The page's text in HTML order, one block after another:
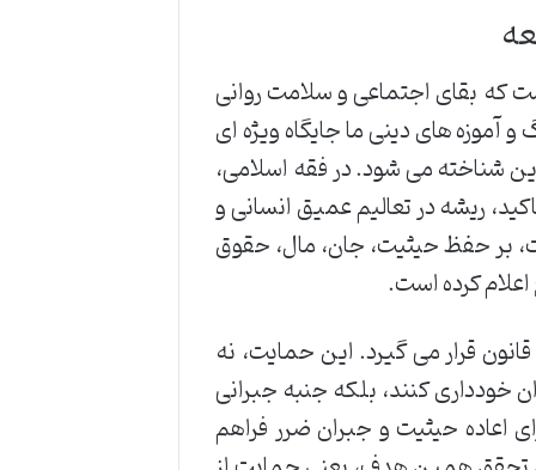
که بقای اجتماعی و سلامت روانی
آموزه های دینی ما جایگاه ویژه ای
شناخته می شود. در فقه اسلامی،
ریشه در تعالیم عمیق انسانی و
بر حفظ حیثیت، جان، مال، حقوق
کرده است.
قرار می گیرد. این حمایت، نه
خودداری کنند، بلکه جنبه جبرانی
اعاده حیثیت و جبران ضرر فراهم